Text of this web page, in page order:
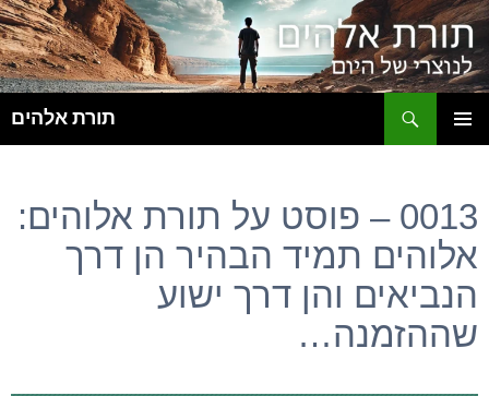
תורת אלהים
0013 – פוסט על תורת אלוהים:
אלוהים תמיד הבהיר הן דרך
הנביאים והן דרך ישוע
שההזמנה…